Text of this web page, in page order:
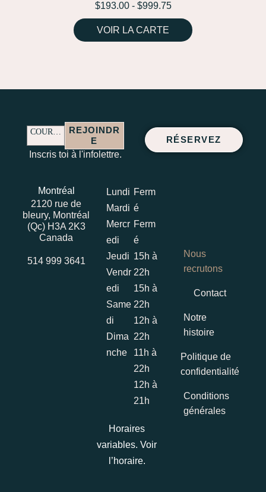
$193.00- $999.75
VOIR LA CARTE
Inscris toi à l'infolettre.
COURRIEL
REJOINDR
E
RÉSERVEZ
Montréal
2120 rue de
bleury, Montréal
(Qc) H3A 2K3
Canada
514 999 3641
Nous
recrutons
Contact
Notre
histoire
Politique de
confidentialité
Conditions
générales
Lundi
Mardi
Mercr
edi
Jeudi
Vendr
edi
Same
di
Dima
nche
Ferm
é
Ferm
é
15h à
22h
15h à
22h
12h à
22h
11h à
22h
12h à
21h
Horaires
variables. Voir
l’horaire.